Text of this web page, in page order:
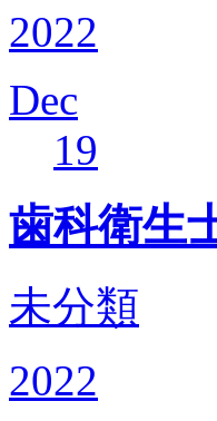
2022
Dec
19
歯科衛生
未分類
2022